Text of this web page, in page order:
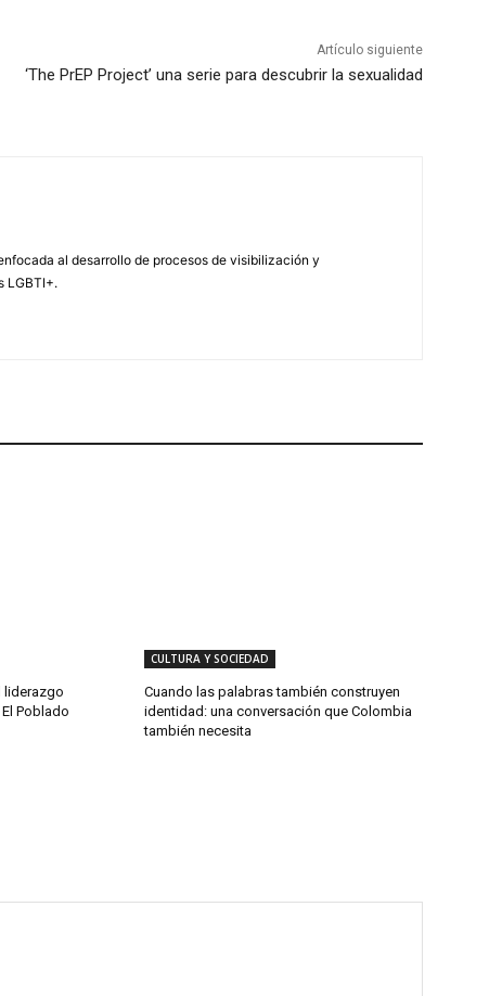
Artículo siguiente
‘The PrEP Project’ una serie para descubrir la sexualidad
al desarrollo de procesos de visibilización y
LGBTI+.
liderazgo
Poblado
CULTURA Y SOCIEDAD
Cuando las palabras también construyen
identidad: una conversación que Colombia
también necesita